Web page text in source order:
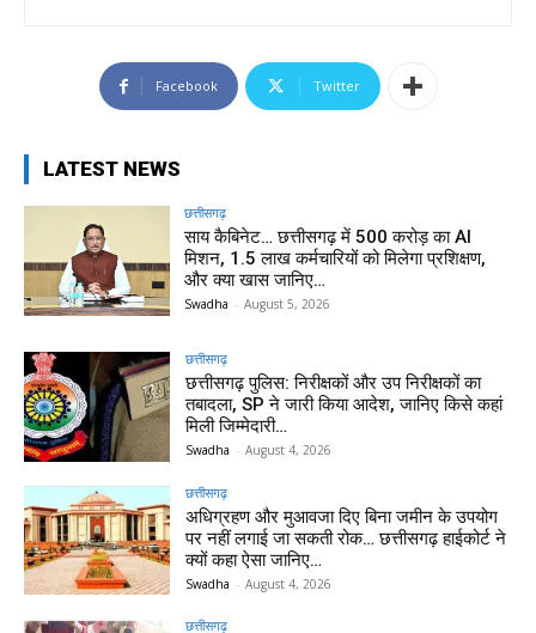
Facebook Twitter
LATEST NEWS
छत्तीसगढ़
साय कैबिनेट… छत्तीसगढ़ में 500 करोड़ का AI
मिशन, 1.5 लाख कर्मचारियों को मिलेगा प्रशिक्षण,
और क्या खास जानिए…
Swadha - August 5, 2026
छत्तीसगढ़
छत्तीसगढ़ पुलिस: निरीक्षकों और उप निरीक्षकों का
तबादला, SP ने जारी किया आदेश, जानिए किसे कहां
मिली जिम्मेदारी…
Swadha - August 4, 2026
छत्तीसगढ़
अधिग्रहण और मुआवजा दिए बिना जमीन के उपयोग
पर नहीं लगाई जा सकती रोक… छत्तीसगढ़ हाईकोर्ट ने
क्यों कहा ऐसा जानिए…
Swadha - August 4, 2026
छत्तीसगढ़